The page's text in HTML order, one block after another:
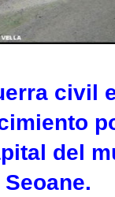
civil
del